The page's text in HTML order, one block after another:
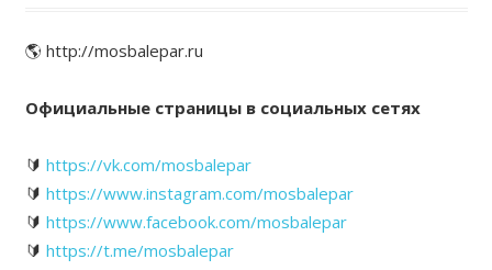
🌎 http://mosbalepar.ru
Официальные страницы в социальных сетях
🔰 https://vk.com/mosbalepar
🔰 https://www.instagram.com/mosbalepar
🔰 https://www.facebook.com/mosbalepar
🔰 https://t.me/mosbalepar